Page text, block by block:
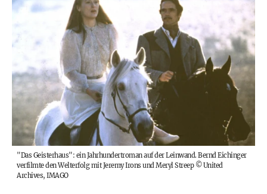
"Das Geisterhaus": ein Jahrhundertroman auf der Leinwand. Bernd Eichinger
verfilmte den Welterfolg mit Jeremy Irons und Meryl Streep©United
Archives, IMAGO